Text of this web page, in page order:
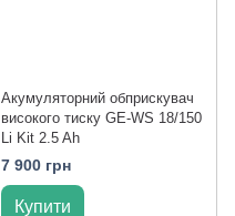
Акумуляторний обприскувач
високого тиску GE-WS 18/150
Li Kit 2.5 Ah
7 900 грн
Купити